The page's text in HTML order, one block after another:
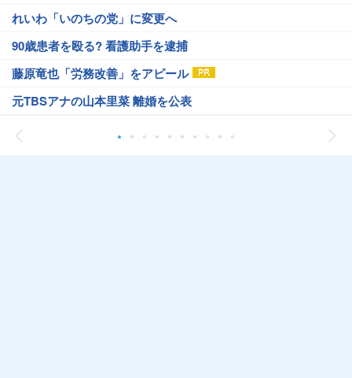
れいわ「いのちの党」に変更へ
90歳患者を殴る? 看護助手を逮捕
藤原竜也「労務改善」をアピール
元TBSアナの山本里菜 離婚を公表